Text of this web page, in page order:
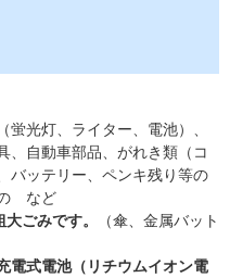
光灯、ライター、電池）、
、自動車部品、がれき類（コ
バッテリー、ペンキ残り等の
の など
ごみです。
（傘、金属バット
電式電池（リチウムイオン電